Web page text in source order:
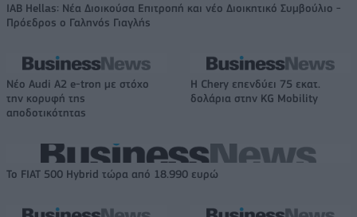
IAB Hellas: Νέα Διοικούσα Επιτροπή και νέο Διοικητικό Συμβούλιο -
Πρόεδρος ο Γαληνός Γιαγλής
Νέο Audi A2 e-tron με στόχο
την κορυφή της
αποδοτικότητας
Η Chery επενδύει 75 εκατ.
δολάρια στην KG Mobility
Το FIAT 500 Hybrid τώρα από 18.990 ευρώ